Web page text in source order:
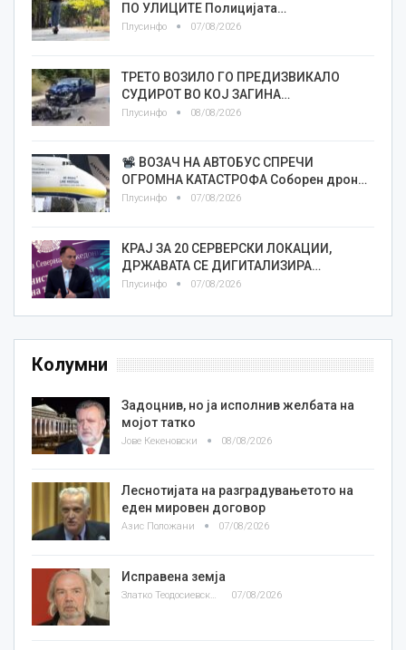
ПО УЛИЦИТЕ Полицијата…
Плусинфо 07/08/2026
ТРЕТО ВОЗИЛО ГО ПРЕДИЗВИКАЛО
СУДИРОТ ВО КОЈ ЗАГИНА…
Плусинфо 08/08/2026
ВОЗАЧ НА АВТОБУС СПРЕЧИ
ОГРОМНА КАТАСТРОФА Соборен дрон…
Плусинфо 07/08/2026
КРАЈ ЗА 20 СЕРВЕРСКИ ЛОКАЦИИ,
ДРЖАВАТА СЕ ДИГИТАЛИЗИРА…
Плусинфо 07/08/2026
Колумни
Задоцнив, но ја исполнив желбата на
мојот татко
Јове Кекеновски 08/08/2026
Леснотијата на разградувањетото на
еден мировен договор
Азис Положани 07/08/2026
Исправена земја
Златко Теодосиевски 07/08/2026